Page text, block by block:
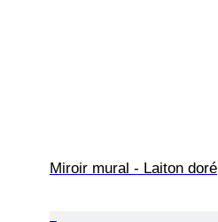
Miroir mural - Laiton doré